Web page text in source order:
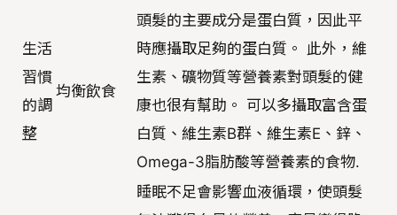
生活
習慣
的調
整
均衡飲食
頭髮的主要成分是蛋白質，因此平
時應攝取足夠的蛋白質。 此外，維
生素、礦物質等營養素對頭髮的健
康也很有幫助。 可以多攝取富含蛋
白質、維生素B群、維生素E、鋅、
Omega-3脂肪酸等營養素的食物.
睡眠不足會影響血液循環，使頭髮